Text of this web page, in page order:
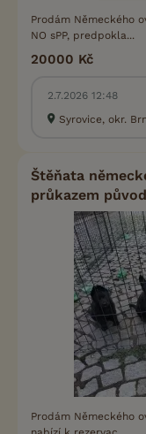
Prodám Německého
NO sPP, predpokla...
20000 Kč
2.7.2026 12:48
Syrovice, okr.
Štěňata
průkazem
Prodám Německého